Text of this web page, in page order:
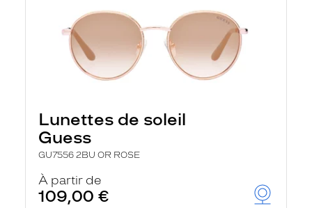
Lunettes de soleil
Guess
GU7556 2BU OR ROSE
À partir de
109,00 €